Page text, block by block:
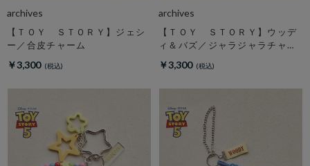
archives
【ＴＯＹ ＳＴＯＲＹ】ジェシ
ー／合皮チャーム
￥3,300
archives
【ＴＯＹ ＳＴＯＲＹ】ウッデ
ィ＆バズ／ジャラジャラチャー
￥3,300